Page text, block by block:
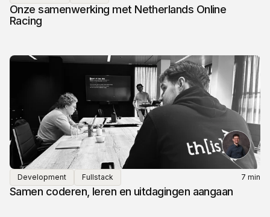
Onze samenwerking met Netherlands Online
Racing
Development Fullstack 7 min
Samen coderen, leren en uitdagingen aangaan